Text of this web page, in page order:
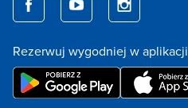
Rezerwuj wygodniej w aplikacji